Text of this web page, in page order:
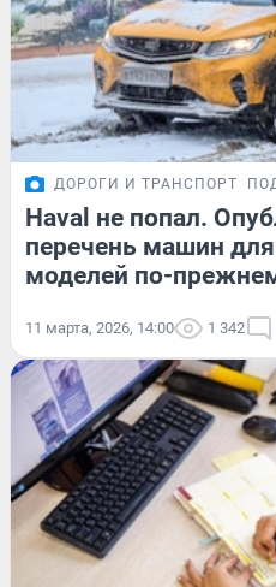
ДОРОГИ И ТРАНСПОРТ
Haval не попал.
перечень машин
моделей по-
11 марта, 2026, 14:00 1 342